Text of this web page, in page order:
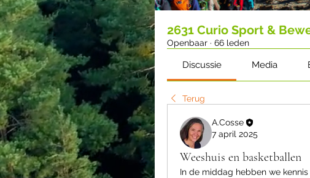
2631 Curio Sport &
Openbaar · 66 leden
Discussie Media
Terug
A.Cosse
7 april 2025
Weeshuis en basketballen
In de middag hebben we